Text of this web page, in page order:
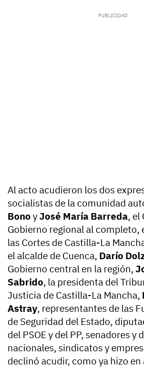
Al acto acudieron los dos
socialistas de la comunidad
Bono yJosé María Barreda, el
Gobierno regional al completo,
las Cortes de Castilla-La
el alcalde de Cuenca, Darío
Gobierno central en la región,
Sabrido, la presidenta del
Justicia de Castilla-La Mancha,
Astray, representantes de las
de Seguridad del Estado,
del PSOE y del PP, senadores y
nacionales, sindicatos y
declinó acudir, como ya hizo